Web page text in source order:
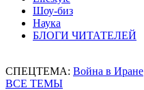
Шоу-биз
Наука
БЛОГИ ЧИТАТЕЛЕЙ
СПЕЦТЕМА: Война в Иране
ВСЕ ТЕМЫ